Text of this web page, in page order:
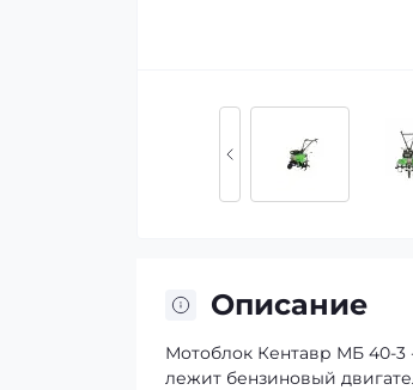
Описание
Мотоблок Кентавр МБ 40-3
лежит бензиновый